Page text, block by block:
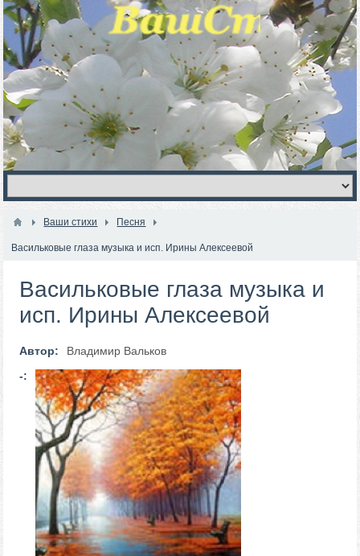
Ваши стихи Песня
Васильковые глаза музыка и исп. Ирины Алексеевой
Васильковые глаза музыка и
исп. Ирины Алексеевой
Автор:
Владимир Вальков
-: